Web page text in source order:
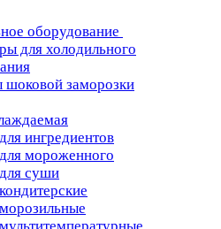
оборудование
для холодильного
шоковой заморозки
ингредиентов
мороженного
суши